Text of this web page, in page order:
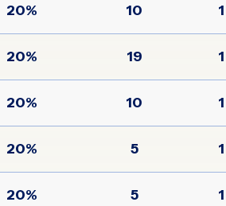
1
10
20%
1
19
20%
1
10
20%
1
5
20%
1
5
20%